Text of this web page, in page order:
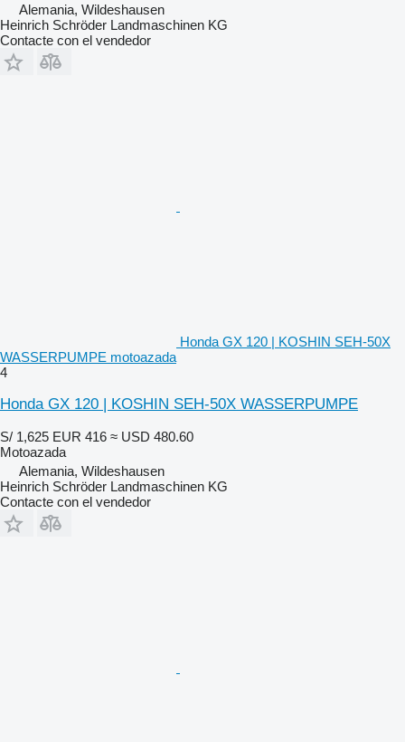
Alemania, Wildeshausen
Heinrich Schröder Landmaschinen KG
Contacte con el vendedor
Honda GX 120 | KOSHIN SEH-50X
WASSERPUMPE motoazada
4
Honda GX 120 | KOSHIN SEH-50X WASSERPUMPE
S/ 1,625 EUR 416 ≈ USD 480.60
Motoazada
Alemania, Wildeshausen
Heinrich Schröder Landmaschinen KG
Contacte con el vendedor